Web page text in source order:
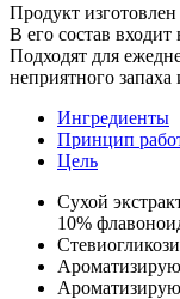
Продукт изготовлен
В его состав
Подходят для
неприятного запаха
Ингредиенты
Принцип
Цель
Сухой
10%